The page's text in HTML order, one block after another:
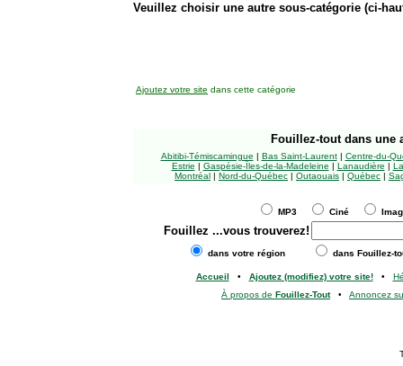
Veuillez choisir une autre sous-catégorie (ci-
Ajoutez votre site dans cette catégorie
Fouillez-tout dans une
Abitibi-Témiscamingue | Bas Saint-Laurent| Centre-du-
Estrie | Gaspésie-Îles-de-la-Madeleine | Lanaudière |
Montréal | Nord-du-Québec | Outaouais | Québec |
MP3 Ciné
Fouillez ...vous trouverez!
dans votre région dans Fouillez-
Accueil • Ajoutez (modifiez) votre site!•
À propos de Fouillez-Tout• Annoncez